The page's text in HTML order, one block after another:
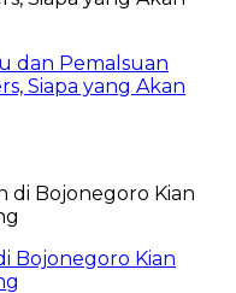
dan Pemalsuan
Siapa yang Akan
Bojonegoro Kian